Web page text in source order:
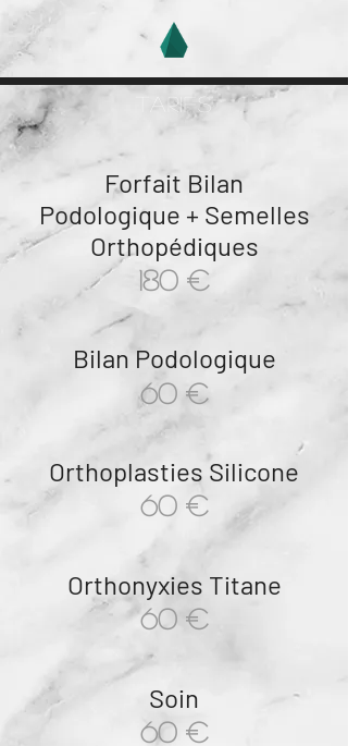
tarifs
Forfait Bilan
Podologique + Semelles
Orthopédiques
180 €
Bilan Podologique
60 €
Orthoplasties Silicone
60 €
Orthonyxies Titane
60 €
Soin
60 €